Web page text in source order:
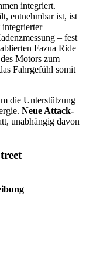
integriert.
entnehmbar ist, ist
– fest
Fazua Ride
Motors zum
Fahrgefühl somit
die Unterstützung
Neue Attack-
unabhängig davon